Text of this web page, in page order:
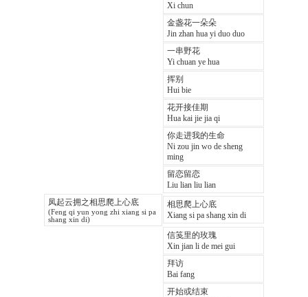
Xi chun
金盏花一朵朵
Jin zhan hua yi duo duo
一串野花
Yi chuan ye hua
挥别
Hui bie
花开接佳期
Hua kai jie jia qi
你走进我的生命
Ni zou jin wo de sheng
ming
留恋留恋
Liu lian liu lian
凤起云拥之相思爬上心底
(Feng qi yun yong zhi xiang si pa
shang xin di)
相思爬上心底
Xiang si pa shang xin di
信笺里的玫瑰
Xin jian li de mei gui
拜访
Bai fang
开始或结束